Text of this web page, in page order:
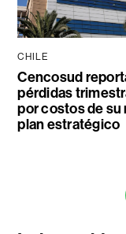
CHILE
Cencosud
pérdidas
por costos de su
plan estratégico